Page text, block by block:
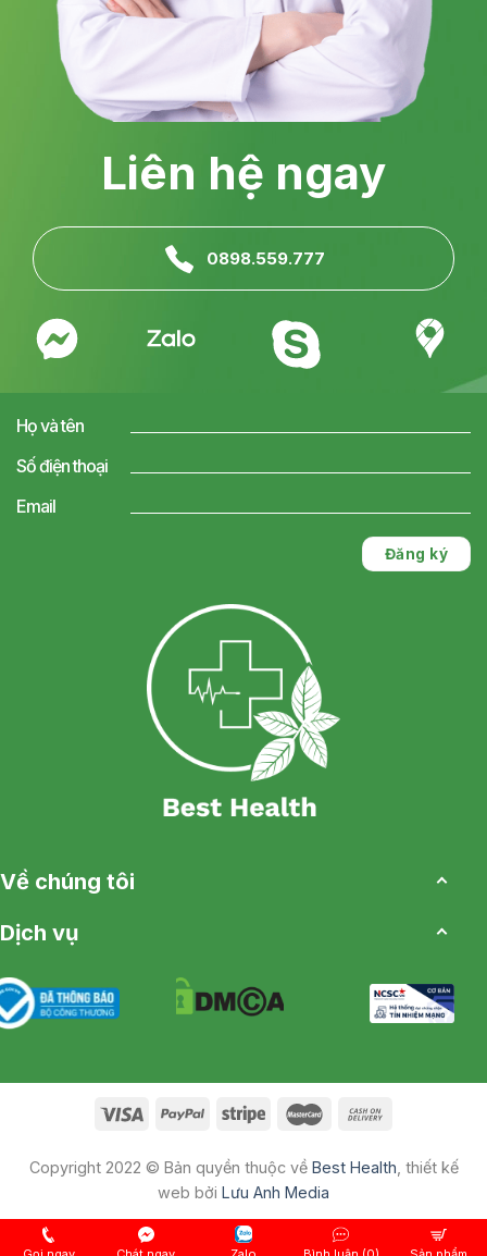
Liên hệ ngay
0898.559.777
Họ và tên
Số điện thoại
Email
Về chúng tôi
Dịch vụ
Copyright 2022 © Bản quyền thuộc về Best Health , thiết kế
web bởi Lưu Anh Media